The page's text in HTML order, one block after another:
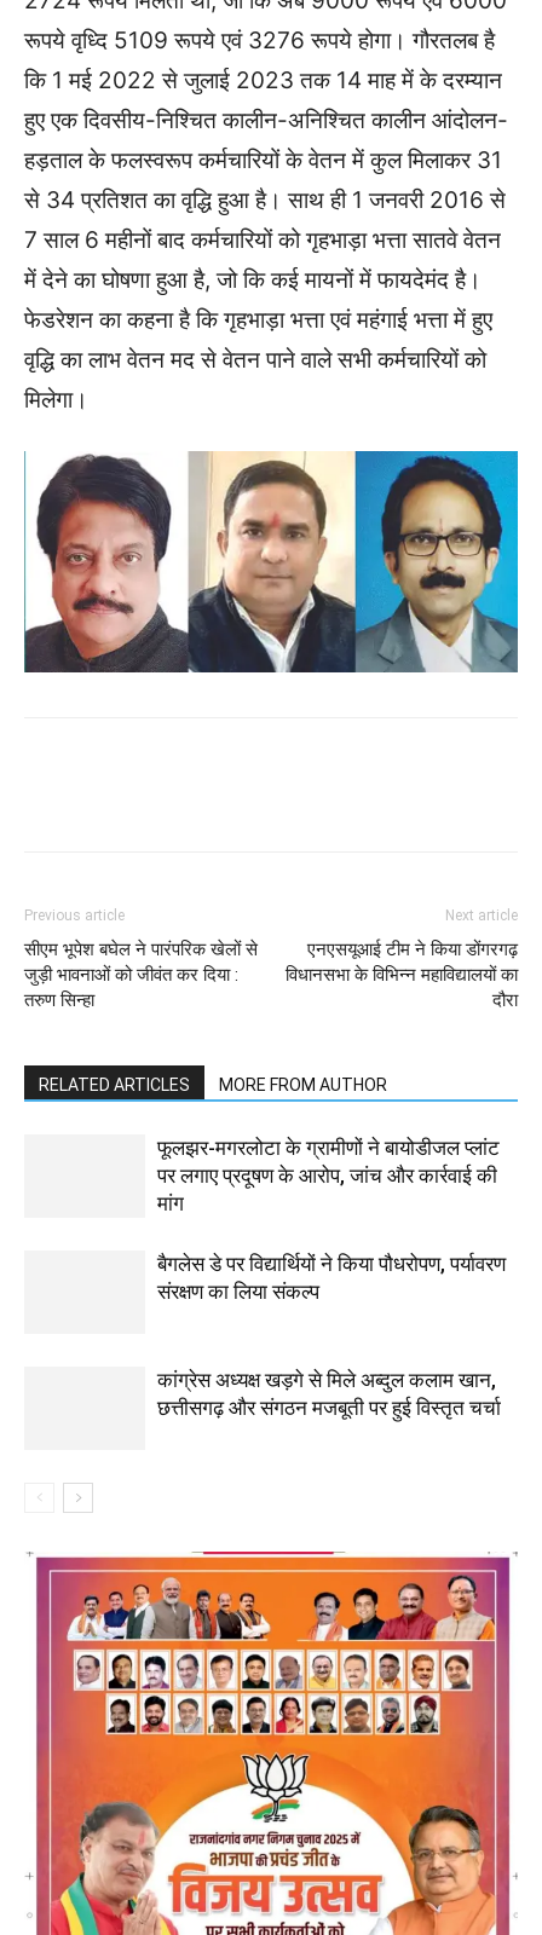
रूपये वृध्दि 5109 रूपये एवं 3276 रूपये होगा। गौरतलब है
कि 1 मई 2022 से जुलाई 2023 तक 14 माह में के दरम्यान
हुए एक दिवसीय-निश्चित कालीन-अनिश्चित कालीन आंदोलन-
हड़ताल के फलस्वरूप कर्मचारियों के वेतन में कुल मिलाकर 31
से 34 प्रतिशत का वृद्धि हुआ है। साथ ही 1 जनवरी 2016 से
7 साल 6 महीनों बाद कर्मचारियों को गृहभाड़ा भत्ता सातवे वेतन
में देने का घोषणा हुआ है, जो कि कई मायनों में फायदेमंद है।
फेडरेशन का कहना है कि गृहभाड़ा भत्ता एवं महंगाई भत्ता में हुए
वृद्धि का लाभ वेतन मद से वेतन पाने वाले सभी कर्मचारियों को
मिलेगा।
Previous article
सीएम भूपेश बघेल ने पारंपरिक खेलों से
जुड़ी भावनाओं को जीवंत कर दिया :
तरुण सिन्हा
Next article
एनएसयूआई टीम ने किया डोंगरगढ़
विधानसभा के विभिन्न महाविद्यालयों का
दौरा
RELATED ARTICLES MORE FROM AUTHOR
फूलझर-मगरलोटा के ग्रामीणों ने बायोडीजल प्लांट
पर लगाए प्रदूषण के आरोप, जांच और कार्रवाई की
मांग
बैगलेस डे पर विद्यार्थियों ने किया पौधरोपण, पर्यावरण
संरक्षण का लिया संकल्प
कांग्रेस अध्यक्ष खड़गे से मिले अब्दुल कलाम खान,
छत्तीसगढ़ और संगठन मजबूती पर हुई विस्तृत चर्चा